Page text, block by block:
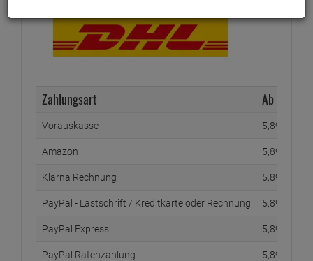
Zahlungsart Ab
Vorauskasse 5, 89
Amazon 5, 89
Klarna Rechnung 5, 89
PayPal - Lastschrift / Kreditkarte oder Rechnung 5, 89
PayPal Express 5, 89
PayPal Ratenzahlung 5, 89